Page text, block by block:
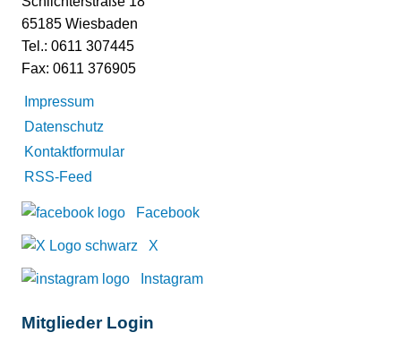
65185 Wiesbaden
Tel.: 0611 307445
Fax: 0611 376905
Impressum
Datenschutz
Kontaktformular
RSS-Feed
Facebook
X
Instagram
Mitglieder Login